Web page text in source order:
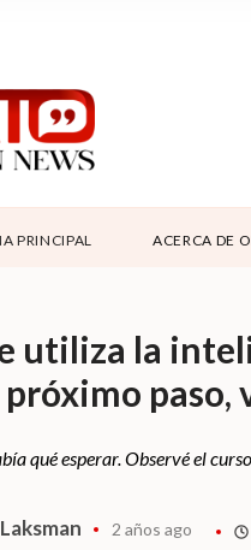
PRINCIPAL ACERCA DE
utiliza la
paso,
qué esperar. Observé el
2 años ago